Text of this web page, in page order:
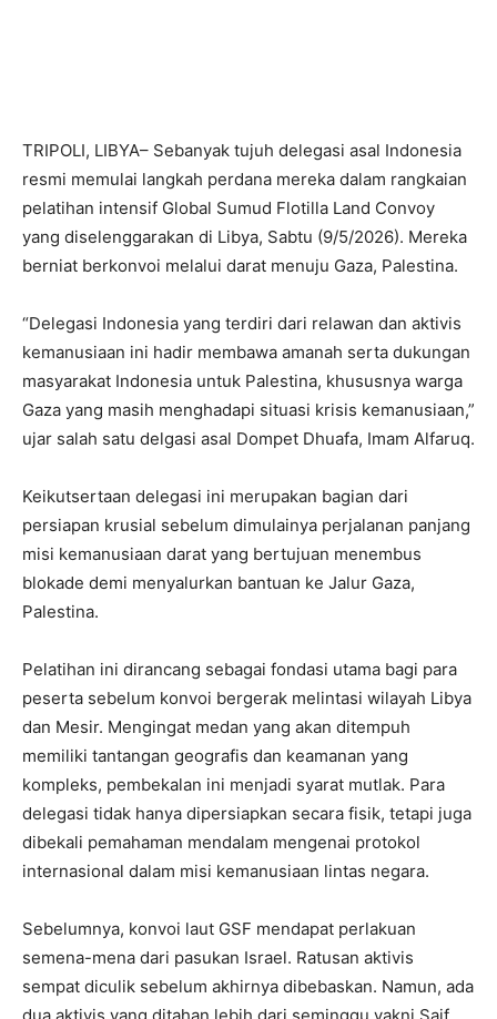
TRIPOLI, LIBYA– Sebanyak tujuh delegasi asal Indonesia
resmi memulai langkah perdana mereka dalam rangkaian
pelatihan intensif Global Sumud Flotilla Land Convoy
yang diselenggarakan di Libya, Sabtu (9/5/2026). Mereka
berniat berkonvoi melalui darat menuju Gaza, Palestina.
“Delegasi Indonesia yang terdiri dari relawan dan aktivis
kemanusiaan ini hadir membawa amanah serta dukungan
masyarakat Indonesia untuk Palestina, khususnya warga
Gaza yang masih menghadapi situasi krisis kemanusiaan,”
ujar salah satu delgasi asal Dompet Dhuafa, Imam Alfaruq.
Keikutsertaan delegasi ini merupakan bagian dari
persiapan krusial sebelum dimulainya perjalanan panjang
misi kemanusiaan darat yang bertujuan menembus
blokade demi menyalurkan bantuan ke Jalur Gaza,
Palestina.
Pelatihan ini dirancang sebagai fondasi utama bagi para
peserta sebelum konvoi bergerak melintasi wilayah Libya
dan Mesir. Mengingat medan yang akan ditempuh
memiliki tantangan geografis dan keamanan yang
kompleks, pembekalan ini menjadi syarat mutlak. Para
delegasi tidak hanya dipersiapkan secara fisik, tetapi juga
dibekali pemahaman mendalam mengenai protokol
internasional dalam misi kemanusiaan lintas negara.
Sebelumnya, konvoi laut GSF mendapat perlakuan
semena-mena dari pasukan Israel. Ratusan aktivis
sempat diculik sebelum akhirnya dibebaskan. Namun, ada